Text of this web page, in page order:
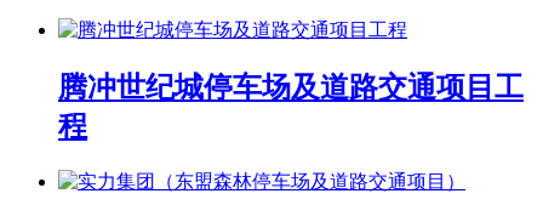
腾冲世纪城停车场及道路交通项目工
程